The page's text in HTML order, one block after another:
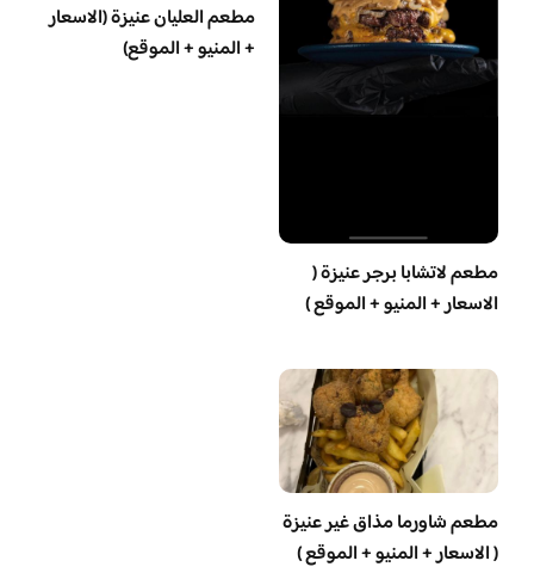
مطعم لاتشابا برجر عنيزة (
الاسعار + المنيو + الموقع )
مطعم العليان عنيزة (الاسعار
+ المنيو + الموقع)
مطعم شاورما مذاق غير عنيزة
( الاسعار + المنيو + الموقع )